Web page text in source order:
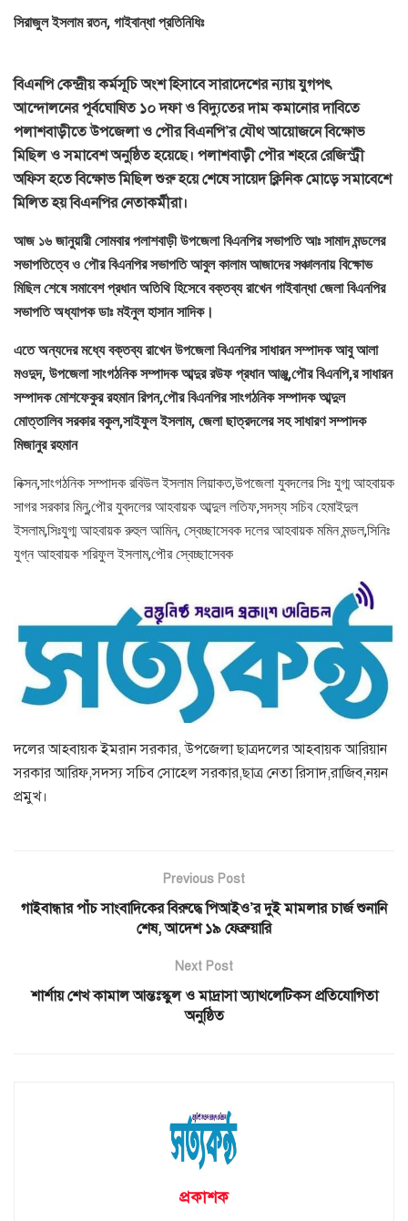
সিরাজুল ইসলাম রতন, গাইবান্ধা প্রতিনিধিঃ
বিএনপি কেন্দ্রীয় কর্মসূচি অংশ হিসাবে সারাদেশের ন্যায় যুগপৎ
আন্দোলনের পূর্বঘোষিত ১০ দফা ও বিদ্যুতের দাম কমানোর দাবিতে
পলাশবাড়ীতে উপজেলা ও পৌর বিএনপি’র যৌথ আয়োজনে বিক্ষোভ
মিছিল ও সমাবেশ অনুষ্ঠিত হয়েছে। পলাশবাড়ী পৌর শহরে রেজিস্ট্রী
অফিস হতে বিক্ষোভ মিছিল শুরু হয়ে শেষে সায়েদ ক্লিনিক মোড়ে সমাবেশে
মিলিত হয় বিএনপির নেতাকর্মীরা।
আজ ১৬ জানুয়ারী সোমবার পলাশবাড়ী উপজেলা বিএনপির সভাপতি আঃ সামাদ মন্ডলের
সভাপতিত্বে ও পৌর বিএনপির সভাপতি আবুল কালাম আজাদের সঞ্চালনায় বিক্ষোভ
মিছিল শেষে সমাবেশ প্রধান অতিথি হিসেবে বক্তব্য রাখেন গাইবান্ধা জেলা বিএনপির
সভাপতি অধ্যাপক ডাঃ মইনুল হাসান সাদিক।
এতে অন্যদের মধ্যে বক্তব্য রাখেন উপজেলা বিএনপির সাধারন সম্পাদক আবু আলা
মওদুদ, উপজেলা সাংগঠনিক সম্পাদক আব্দুর রউফ প্রধান আঞ্জু,পৌর বিএনপি,র সাধারন
সম্পাদক মোশফেকুর রহমান রিপন,পৌর বিএনপির সাংগঠনিক সম্পাদক আব্দুল
মোত্তালিব সরকার বকুল,সাইফুল ইসলাম, জেলা ছাত্রদলের সহ সাধারণ সম্পাদক
মিজানুর রহমান
নিক্সন,সাংগঠনিক সম্পাদক রবিউল ইসলাম লিয়াকত,উপজেলা যুবদলের সিঃ যুগ্ম আহবায়ক
সাগর সরকার মিনু,পৌর যুবদলের আহবায়ক আব্দুল লতিফ,সদস্য সচিব হেমাইদুল
ইসলাম,সিঃযুগ্ম আহবায়ক রুহুল আমিন, স্বেচ্ছাসেবক দলের আহবায়ক মমিন মন্ডল,সিনিঃ
যুগ্ন আহবায়ক শরিফুল ইসলাম,পৌর স্বেচ্ছাসেবক
দলের আহবায়ক ইমরান সরকার, উপজেলা ছাত্রদলের আহবায়ক আরিয়ান
সরকার আরিফ,সদস্য সচিব সোহেল সরকার,ছাত্র নেতা রিসাদ,রাজিব,নয়ন
প্রমুখ।
Previous Post
গাইবান্ধার পাঁচ সাংবাদিকের বিরুদ্ধে পিআইও’র দুই মামলার চার্জ শুনানি
শেষ, আদেশ ১৯ ফেব্রুয়ারি
Next Post
শার্শায় শেখ কামাল আন্তঃস্কুল ও মাদ্রাসা অ্যাথলেটিকস প্রতিযোগিতা
অনুষ্ঠিত
প্রকাশক